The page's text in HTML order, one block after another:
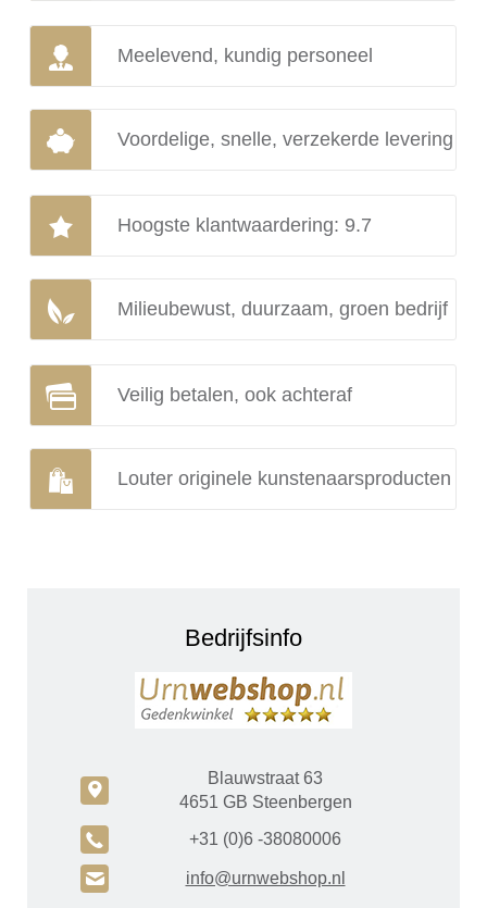
Meelevend, kundig personeel
Voordelige, snelle, verzekerde levering
Hoogste klantwaardering: 9.7
Milieubewust, duurzaam, groen bedrijf
Veilig betalen, ook achteraf
Louter originele kunstenaarsproducten
Bedrijfsinfo
c
Blauwstraat 63
4651 GB Steenbergen
A +31 (0)6 -38080006
H info@urnwebshop.nl